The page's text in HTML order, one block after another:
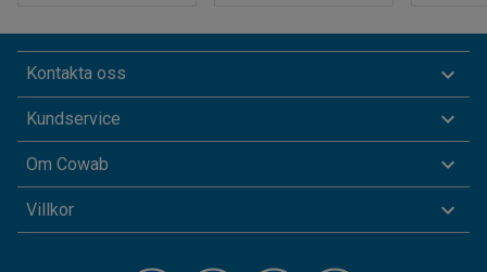
Kontakta oss
Kundservice
Om Cowab
Villkor